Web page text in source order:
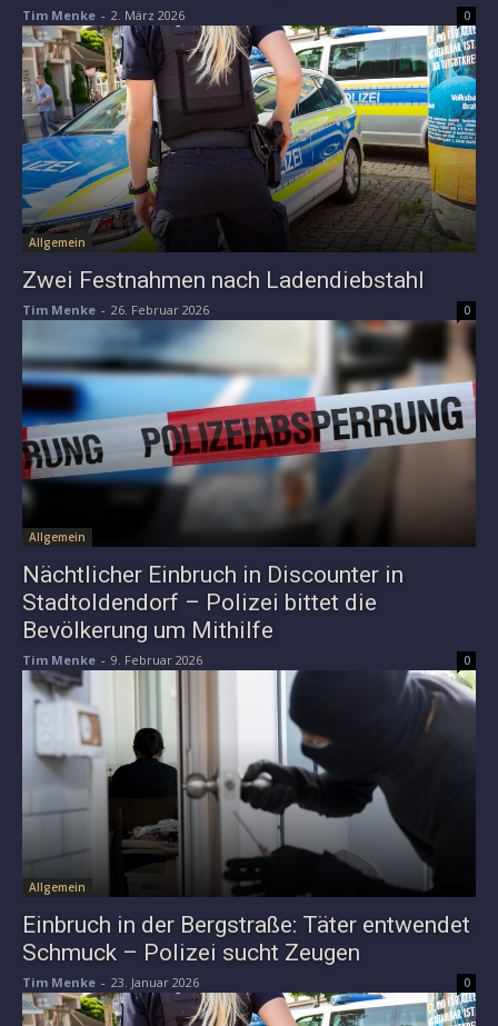
Tim Menke - 2. März 2026 0
Allgemein
Zwei Festnahmen nach Ladendiebstahl
Tim Menke - 26. Februar 2026 0
Allgemein
Nächtlicher Einbruch in Discounter in
Stadtoldendorf – Polizei bittet die
Bevölkerung um Mithilfe
Tim Menke - 9. Februar 2026 0
Allgemein
Einbruch in der Bergstraße: Täter entwendet
Schmuck – Polizei sucht Zeugen
Tim Menke - 23. Januar 2026 0